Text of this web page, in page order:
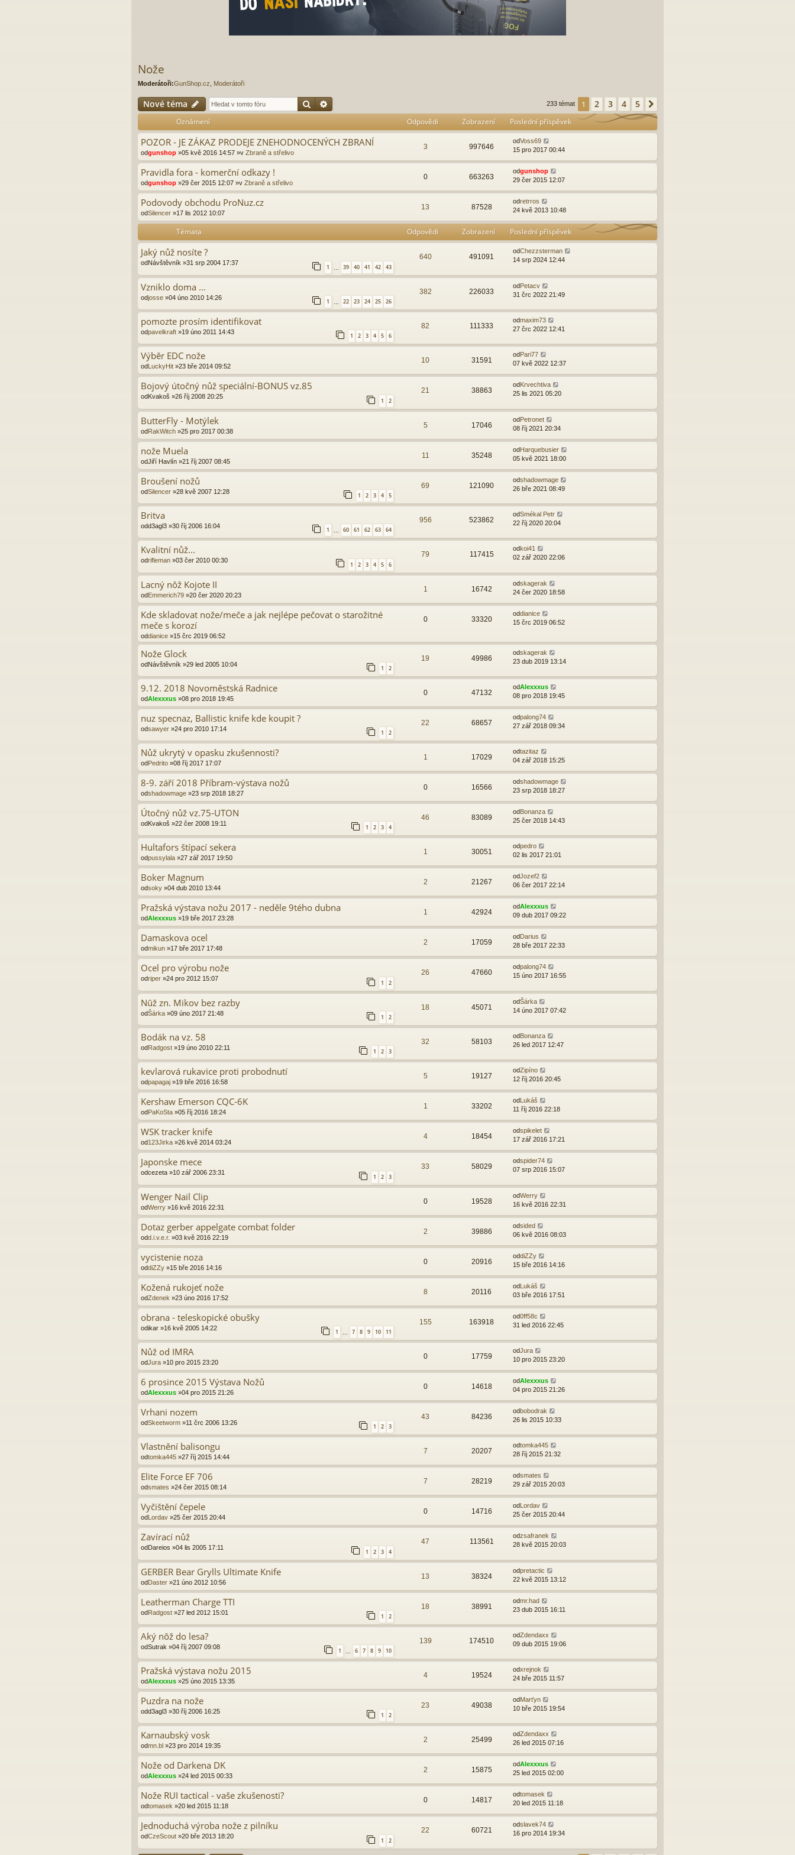
Nože
Moderátoři:GunShop.cz Moderátoři
Nové téma Hledat 233 témat 1 2 3 4 5
Oznámení Odpovědi Zobrazení Poslední příspěvek
POZOR - JE ZÁKAZ PRODEJE ZNEHODNOCENÝCH ZBRANÍ
odgunshop »05 kvě 2016 14:57 »v Zbraně a střelivo
3 997646
odVoss69
15 pro 2017 00:44
Pravidla fora - komerční odkazy !
odgunshop »29 čer 2015 12:07 »v Zbraně a střelivo
0 663263
odgunshop
29 čer 2015 12:07
Podovody obchodu ProNuz.cz
odSilencer »17 lis 2012 10:07
13 87528
odretrros
24 kvě 2013 10:48
Témata Odpovědi Zobrazení Poslední příspěvek
Jaký nůž nosíte ?
odNávštěvník »31 srp 2004 17:37
1 39 40 41 42 43
640 491091
odChezzsterman
14 srp 2024 12:44
Vzniklo doma ...
odjosse »04 úno 2010 14:26
1 … 22 23 24 25 26
382 226033
odPetacv
31 črc 2022 21:49
pomozte prosím identifikovat
odpavelkraft »19 úno 2011 14:43
1 2 3 4 5 6
82 111333
odmaxim73
27 črc 2022 12:41
Výběr EDC nože
od LuckyHit »23 bře 2014 09:52
10 31591
od Pari77
07 kvě 2022 12:37
Bojový útočný nůž speciální-BONUS vz.85
od Kvakoš »26 říj 2008 20:25
1 2
21 38863
od Krvechtiva
25 lis 2021 05:20
ButterFly - Motýlek
odRakWitch »25 pro 2017 00:38
5 17046
odPetronet
08 říj 2021 20:34
nože Muela
odJiří Havlín »21 říj 2007 08:45
11 35248
odHarquebusier
05 kvě 2021 18:00
Broušení nožů
odSilencer »28 kvě 2007 12:28
1 2 3 4 5
69 121090
odshadowmage
26 bře 2021 08:49
Britva
odd3agl3 »30 říj 2006 16:04
1 … 60 61 62 63 64
956 523862
odSmékal Petr
22 říj 2020 20:04
Kvalitní nůž...
odrifleman »03 čer 2010 00:30
1 2 3 4 5 6
79 117415
odkoi41
02 zář 2020 22:06
Lacný nôž Kojote II
odEmmerich79 »20 čer 2020 20:23
1 16742
odskagerak
24 čer 2020 18:58
Kde skladovat nože/meče a jak nejlépe pečovat o starožitné
meče s korozí
oddianice »15 črc 2019 06:52
0 33320
oddianice
15 črc 2019 06:52
Nože Glock
odNávštěvník »29 led 2005 10:04
1 2
19 49986
odskagerak
23 dub 2019 13:14
9.12. 2018 Novoměstská Radnice
odAlexxxus »08 pro 2018 19:45
0 47132
odAlexxxus
08 pro 2018 19:45
nuz specnaz, Ballistic knife kde koupit ?
odsawyer »24 pro 2010 17:14
1 2
22 68657
odpalong74
27 zář 2018 09:34
Nůž ukrytý v opasku zkušennosti?
odPedrito »08 říj 2017 17:07
1 17029
odtazitaz
04 zář 2018 15:25
8-9. září 2018 Příbram-výstava nožů
odshadowmage »23 srp 2018 18:27
0 16566
odshadowmage
23 srp 2018 18:27
Útočný nůž vz.75-UTON
odKvakoš »22 čer 2008 19:11
1 2 3 4
46 83089
odBonanza
25 čer 2018 14:43
Hultafors štípací sekera
odpussylala »27 zář 2017 19:50
1 30051
odpedro
02 lis 2017 21:01
Boker Magnum
odsoky »04 dub 2010 13:44
2 21267
odJozef2
06 čer 2017 22:14
Pražská výstava nožu 2017 - neděle 9tého dubna
odAlexxxus »19 bře 2017 23:28
1 42924
odAlexxxus
09 dub 2017 09:22
Damaskova ocel
odmikun »17 bře 2017 17:48
2 17059
od Darius
28 bře 2017 22:33
Ocel pro výrobu nože
odriper »24 pro 2012 15:07
1 2
26 47660
odpalong74
15 úno 2017 16:55
Nûž zn. Mikov bez razby
odŠárka »09 úno 2017 21:48
1 2
18 45071
odŠárka
14 úno 2017 07:42
Bodák na vz. 58
odRadgost »19 úno 2010 22:11
1 2 3
32 58103
odBonanza
26 led 2017 12:47
kevlarová rukavice proti probodnutí
odpapagaj »19 bře 2016 16:58
5 19127
odZipíno
12 říj 2016 20:45
Kershaw Emerson CQC-6K
od PaKoSta »05 říj 2016 18:24
1 33202
od Lukáš
11 říj 2016 22:18
WSK tracker knife
od123Jirka »26 kvě 2014 03:24
4 18454
odspikelet
17 zář 2016 17:21
Japonske mece
odcezeta »10 zář 2006 23:31
1 2 3
33 58029
odspider74
07 srp 2016 15:07
Wenger Nail Clip
odWerry »16 kvě 2016 22:31
0 19528
odWerry
16 kvě 2016 22:31
Dotaz gerber appelgate combat folder
odd.i.v.e.r. »03 kvě 2016 22:19
2 39886
odsided
06 kvě 2016 08:03
vycistenie noza
oddiZZy »15 bře 2016 14:16
0 20916
oddiZZy
15 bře 2016 14:16
Kožená rukojeť nože
odZdenek »23 úno 2016 17:52
8 20116
odLukáš
03 bře 2016 17:51
obrana - teleskopické obušky
odikar »16 kvě 2005 14:22
1 7 8 9 10 11
155 163918
od0ff58c
31 led 2016 22:45
Nůž od IMRA
odJura »10 pro 2015 23:20
0 17759
odJura
10 pro 2015 23:20
6 prosince 2015 Výstava Nožů
odAlexxxus »04 pro 2015 21:26
0 14618
odAlexxxus
04 pro 2015 21:26
Vrhani nozem
odSkeetworm »11 črc 2006 13:26
1 2 3
43 84236
odbobodrak
26 lis 2015 10:33
Vlastnění balisongu
odtomka445 »27 říj 2015 14:44
7 20207
odtomka445
28 říj 2015 21:32
Elite Force EF 706
odsmates »24 čer 2015 08:14
7 28219
odsmates
29 zář 2015 20:03
Vyčištění čepele
od Lordav »25 čer 2015 20:44
0 14716
od Lordav
25 čer 2015 20:44
Zavírací nůž
od Dareios »04 lis 2005 17:11
1 2 3 4
47 113561
odzsafranek
28 kvě 2015 20:03
GERBER Bear Grylls Ultimate Knife
odDaster »21 úno 2012 10:56
13 38324
odpretactic
22 kvě 2015 13:12
Leatherman Charge TTI
odRadgost »27 led 2012 15:01
1 2
18 38991
odmr.had
23 dub 2015 16:11
Aký nôž do lesa?
odSutrak »04 říj 2007 09:08
1 … 6 7 8 9 10
139 174510
odZdendaxx
09 dub 2015 19:06
Pražská výstava nožu 2015
odAlexxxus »25 úno 2015 13:35
4 19524
odxrejnok
24 bře 2015 11:57
Puzdra na nože
odd3agl3 »30 říj 2006 16:25
1 2
23 49038
odMarťyn
10 bře 2015 19:54
Karnaubský vosk
odmn.bl »23 pro 2014 19:35
2 25499
odZdendaxx
26 led 2015 07:16
Nože od Darkena DK
odAlexxxus »24 led 2015 00:33
2 15875
odAlexxxus
25 led 2015 02:00
Nože RUI tactical - vaše zkušenosti?
odtomasek »20 led 2015 11:18
0 14817
odtomasek
20 led 2015 11:18
Jednoduchá výroba nože z pilníku
odCzeScout »20 bře 2013 18:20
1 2
22 60721
odslavek74
16 pro 2014 19:34